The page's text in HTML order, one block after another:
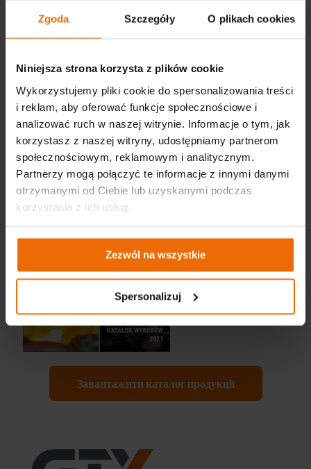
Zgoda Szczegóły O plikach cookies
Niniejsza strona korzysta z plików cookie
Wykorzystujemy pliki cookie do spersonalizowania treści
i reklam, aby oferować funkcje społecznościowe i
analizować ruch w naszej witrynie. Informacje o tym, jak
korzystasz z naszej witryny, udostępniamy partnerom
społecznościowym, reklamowym i analitycznym.
Partnerzy mogą połączyć te informacje z innymi danymi
otrzymanymi od Ciebie lub uzyskanymi podczas
korzystania z ich usług.
Zezwól na wszystkie
Spersonalizuj
Свердла зі швидкоріжучої сталі HSS та HSS-E Co5
Фрези VHM
Вставки та відводи
Емульгатори та препарати
Завантажити каталог продукції